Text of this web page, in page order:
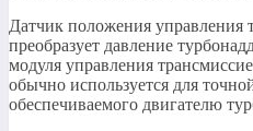
Датчик положения управления
преобразует давление
модуля управления
обычно используется для
обеспечиваемого двигателю